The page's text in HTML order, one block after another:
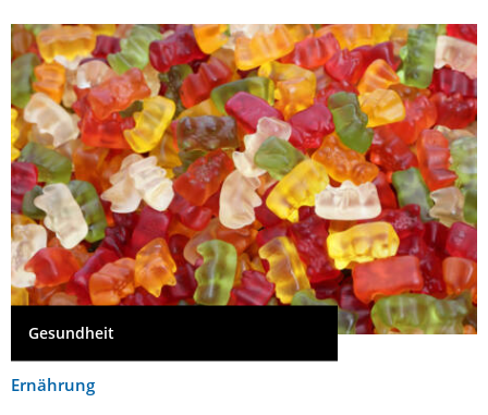
Gesundheit
Ernährung